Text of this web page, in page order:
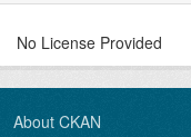
No License Provided
About CKAN